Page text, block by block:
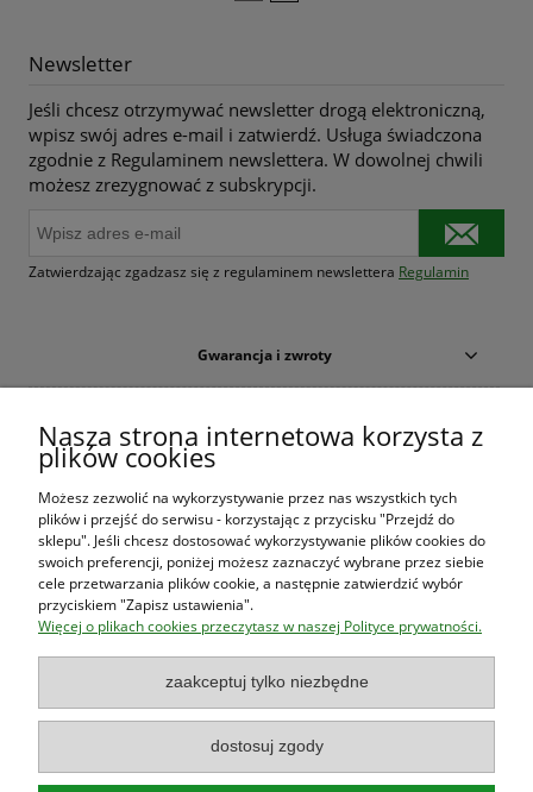
Newsletter
Jeśli chcesz otrzymywać newsletter drogą elektroniczną,
wpisz swój adres e-mail i zatwierdź. Usługa świadczona
zgodnie z Regulaminem newslettera. W dowolnej chwili
możesz zrezygnować z subskrypcji.
Zatwierdzając zgadzasz się z regulaminem newslettera Regulamin
Gwarancja i zwroty
O firmie
Księgarnia Las Książek www.lasksiazek.pl| Aleje Jerozolimskie
53 (p. 2, lok. 212)| 00-697 Warszawa | 22 290 23 47 | Serdecznie
zapraszamy!
jest czynna od poniedziałku do piątku w godzinach
- 16:00
Nasza strona internetowa korzysta z
plików cookies
Możesz zezwolić na wykorzystywanie przez nas wszystkich tych
plików i przejść do serwisu - korzystając z przycisku "Przejdź do
sklepu". Jeśli chcesz dostosować wykorzystywanie plików cookies do
swoich preferencji, poniżej możesz zaznaczyć wybrane przez siebie
cele przetwarzania plików cookie, a następnie zatwierdzić wybór
przyciskiem "Zapisz ustawienia".
Więcej o plikach cookies przeczytasz w naszej Polityce prywatności.
zaakceptuj tylko niezbędne
dostosuj zgody